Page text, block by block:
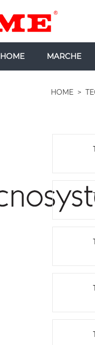
HOME MARCHE
HOME >